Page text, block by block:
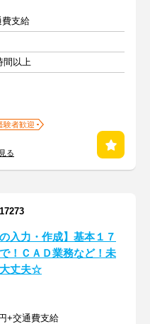
費支給
間以上
験者歓迎
る
の入力・作成】基本１７
！ＣＡＤ業務など！未
丈夫☆
+交通費支給